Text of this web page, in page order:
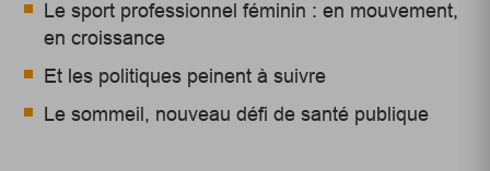
Le sport professionnel féminin : en mouvement,
en croissance
Et les politiques peinent à suivre
Le sommeil, nouveau défi de santé publique